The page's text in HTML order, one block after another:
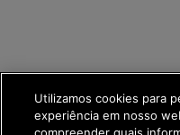
Utilizamos cookies para
experiência em nosso